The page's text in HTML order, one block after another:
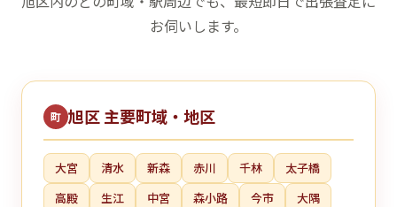
お伺いします。
町 旭区 主要町域・地区
大宮 清水 新森 赤川 千林
太子橋
高殿
生江 中宮 森小路 今市
大隅